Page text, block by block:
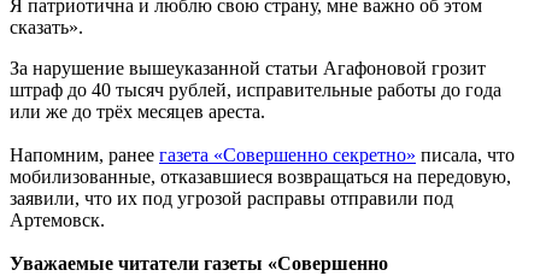
Я патриотична и люблю свою страну, мне важно об этом
сказать».
За нарушение вышеуказанной статьи Агафоновой грозит
штраф до 40 тысяч рублей, исправительные работы до года
или же до трёх месяцев ареста.
Напомним, ранее газета «Совершенно секретно» писала, что
мобилизованные, отказавшиеся возвращаться на передовую,
заявили, что их под угрозой расправы отправили под
Артемовск.
Уважаемые читатели газеты «Совершенно